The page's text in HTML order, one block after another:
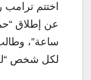
اختتم ترامب
لكل شخص